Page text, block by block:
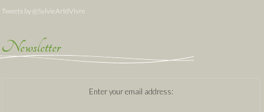
Tweets by @SylvieArtdVivre
Newsletter
Enter your email address: